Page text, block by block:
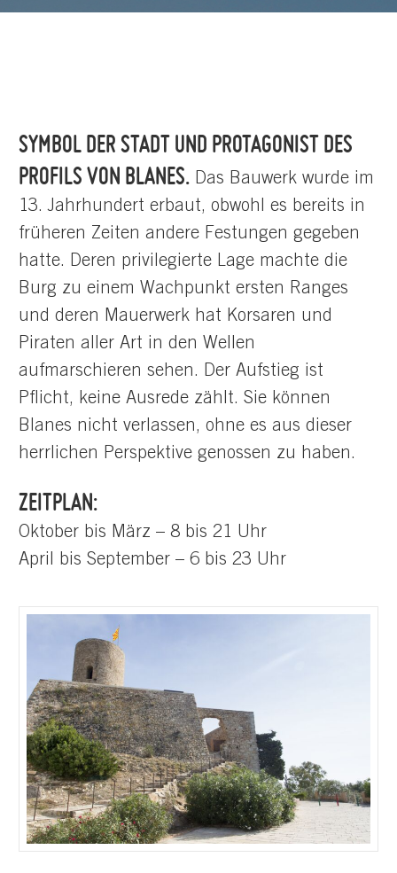
SYMBOL DER STADT UND PROTAGONIST DES
PROFILS VON BLANES. Das Bauwerk wurde im
13. Jahrhundert erbaut, obwohl es bereits in
früheren Zeiten andere Festungen gegeben
hatte. Deren privilegierte Lage machte die
Burg zu einem Wachpunkt ersten Ranges
und deren Mauerwerk hat Korsaren und
Piraten aller Art in den Wellen
aufmarschieren sehen. Der Aufstieg ist
Pflicht, keine Ausrede zählt. Sie können
Blanes nicht verlassen, ohne es aus dieser
herrlichen Perspektive genossen zu haben.
ZEITPLAN:
Oktober bis März – 8 bis 21 Uhr
April bis September – 6 bis 23 Uhr